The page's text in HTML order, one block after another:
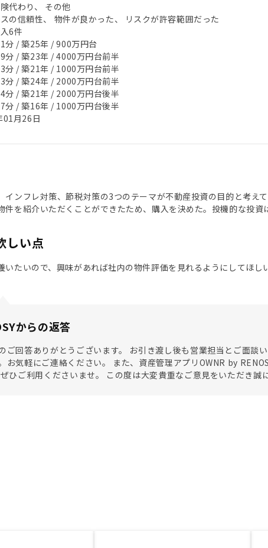
代わり、 その他
の信頼性、 物件が良かった、 リスクが許容範囲だった
6件
分 / 築25年 / 900万円台
分 / 築23年 / 4000万円台前半
分 / 築21年 / 1000万円台前半
分 / 築24年 / 2000万円台前半
分 / 築21年 / 2000万円台後半
分 / 築16年 / 1000万円台後半
01月26日
インフレ対策、節税対策の3つのテーマが不動産投資の目的と考え
件を紹介いただくことができたため、購入を決めた。投機的な投資
しい点
いたいので、興味があれば社内の物件評価を見れるようにしてほし
からの返答
ご回答ありがとうございます。 お引き渡し後も営業担当とご面談
お気軽にご連絡ください。 また、資産管理アプリOWNR by
ひご利用くださいませ。 この度は大変貴重なご意見をいただき誠